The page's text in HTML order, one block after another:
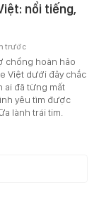
nổi tiếng,
chồng hoàn hảo
Việt dưới đây chắc
ai đã từng mất
yêu tìm được
lành trái tim.
trước